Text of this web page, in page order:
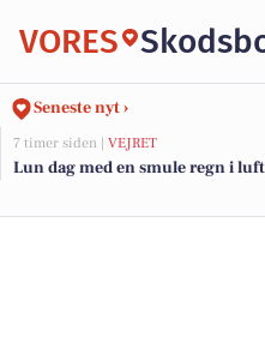
VORES
Seneste nyt ›
7 timer siden | VEJRET
Lun dag med en smule regn i